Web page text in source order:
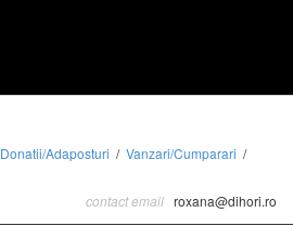
Donatii/Adaposturi
Vanzari/Cumparari
contact email roxana@dihori.ro